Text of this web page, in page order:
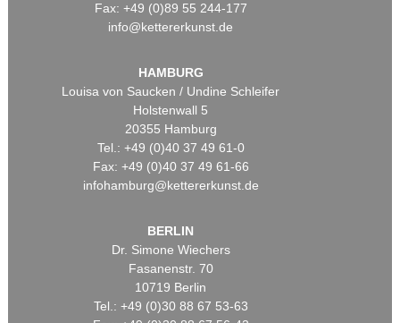
Fax: +49 (0)89 55 244-177
info@kettererkunst.de
HAMBURG
Louisa von Saucken / Undine Schleifer
Holstenwall 5
20355 Hamburg
Tel.: +49 (0)40 37 49 61-0
Fax: +49 (0)40 37 49 61-66
infohamburg@kettererkunst.de
BERLIN
Dr. Simone Wiechers
Fasanenstr. 70
10719 Berlin
Tel.: +49 (0)30 88 67 53-63